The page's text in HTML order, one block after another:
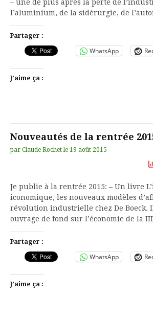
– une de plus après la perte de
l’aluminium, de la sidérurgie, de
Partager :
WhatsApp
J’aime ça :
Nouveautés de la rentrée
par Claude Rochet le 19 août 2015
Je publie à la rentrée 2015: – Un livre
iconomique, les nouveaux modèles
révolution industrielle chez De Boeck.
ouvrage de fond sur l’économie de la
Partager :
WhatsApp
J’aime ça :